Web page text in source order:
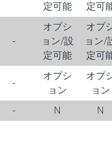
定可能
定可
-
オプシ
ョン/設
定可能
オプ
ョン/
定可
-
オプシ
ョン
オプ
ョン
- N N